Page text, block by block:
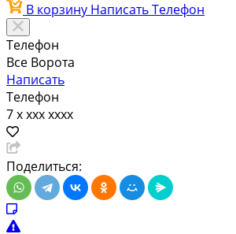
В корзину НаписатьТелефон
Телефон
Все Ворота
Написать
Телефон
7 x xxx xxxx
Поделиться: